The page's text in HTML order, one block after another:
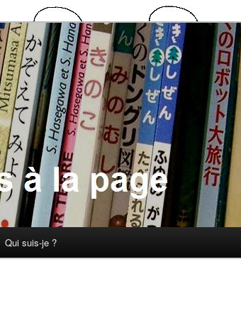
page
Qui suis-je ?